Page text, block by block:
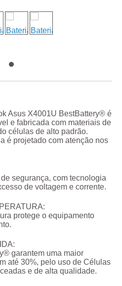
Asus X4001U BestBattery® é
e fabricada com materiais de
células de alto padrão.
é projetado com atenção nos
segurança, com tecnologia
de voltagem e corrente.
protege o equipamento
garantem uma maior
até 30%, pelo uso de Células
e de alta qualidade.